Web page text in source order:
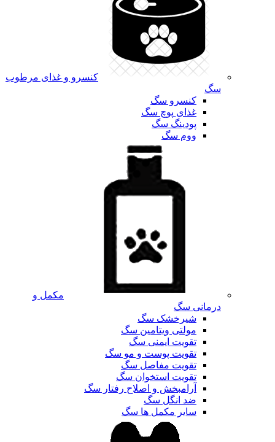
کنسرو و غذای مرطوب
سگ
کنسرو سگ
غذای پوچ سگ
پودینگ سگ
ووم سگ
مکمل و
درمانی سگ
شیرخشک سگ
مولتی ویتامین سگ
تقویت ایمنی سگ
تقویت پوست و مو سگ
تقویت مفاصل سگ
تقویت استخوان سگ
آرامبخش و اصلاح رفتار سگ
ضد انگل سگ
سایر مکمل ها سگ